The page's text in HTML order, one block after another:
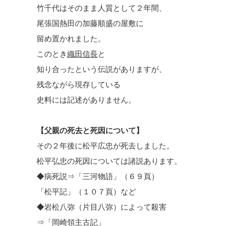
竹千代はそのまま人質として２年間、
尾張国熱田の加藤順盛の屋敷に
留め置かれました。
このとき織田信長と
知り合ったという伝説がありますが、
残念ながら現存している
史料には記述がありません。
【父親の死去と死因について】
その２年後に松平広忠が死去しました。
松平弘忠の死因については諸説あります。
◆病死説⇒「三河物語」（６９頁）
「松平記」（１０７頁）など
◆岩松八弥（片目八弥）によって殺害
⇒「岡崎領主古記」